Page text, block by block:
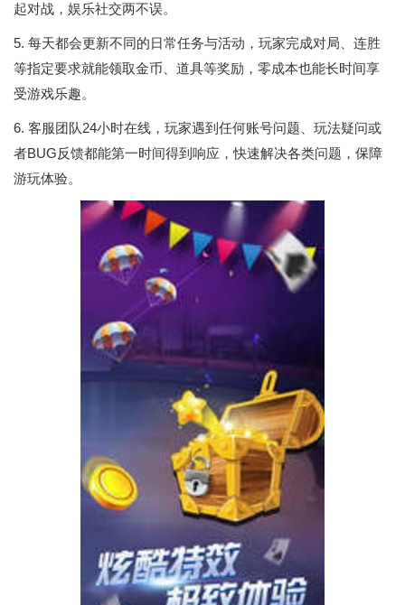
起对战，娱乐社交两不误。
5. 每天都会更新不同的日常任务与活动，玩家完成对局、连胜
等指定要求就能领取金币、道具等奖励，零成本也能长时间享
受游戏乐趣。
6. 客服团队24小时在线，玩家遇到任何账号问题、玩法疑问或
者BUG反馈都能第一时间得到响应，快速解决各类问题，保障
游玩体验。